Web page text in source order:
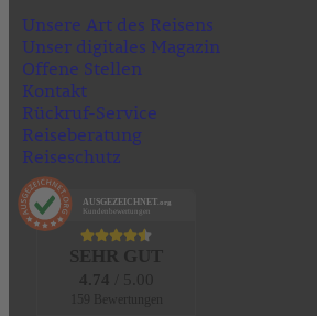
Unsere Art des Reisens
Unser digitales Magazin
Offene Stellen
Kontakt
Rückruf-Service
Reiseberatung
Reiseschutz
AUSGEZEICHNET .org
Kundenbewertungen